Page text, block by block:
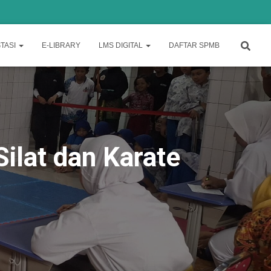
E-LIBRARY LMS DIGITAL DAFTAR SPMB
dan Karate